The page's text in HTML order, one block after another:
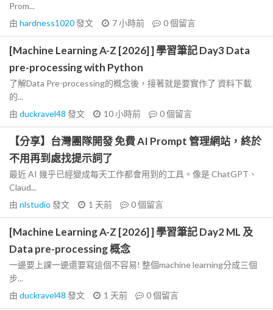
Prom...
由 hardness1020發文 7 小時前 0個留言
[Machine Learning A-Z [2026] ] 學習筆記 Day3 Data
pre-processing with Python
了解Data Pre-processing的概念後，接著就是要實作了 資料下載
的...
由 duckravel48 發文 10 小時前 0個留言
【分享】台灣團隊開發 免費 AI Prompt 管理網站，終於
不用再到處找提示詞了
最近 AI 幾乎已經變成每天工作都會用到的工具。像是 ChatGPT、
Claud...
由 nlstudio 發文 1 天前 0個留言
[Machine Learning A-Z [2026] ] 學習筆記 Day2 ML 及
Data pre-processing 概念
一邊要上課一邊還要寫這個不容易! 整個machine learning分成三個
步...
由 duckravel48 發文 1 天前 0個留言